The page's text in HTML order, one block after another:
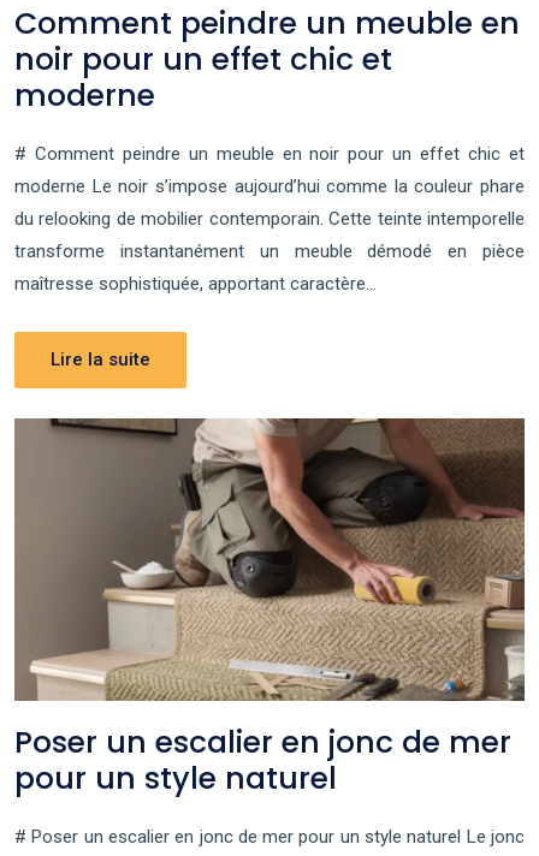
Comment peindre un meuble en
noir pour un effet chic et
moderne
# Comment peindre un meuble en noir pour un effet chic et
moderne Le noir s’impose aujourd’hui comme la couleur phare
du relooking de mobilier contemporain. Cette teinte intemporelle
transforme instantanément un meuble démodé en pièce
maîtresse sophistiquée, apportant caractère…
Lire la suite
Poser un escalier en jonc de mer
pour un style naturel
# Poser un escalier en jonc de mer pour un style naturel Le jonc